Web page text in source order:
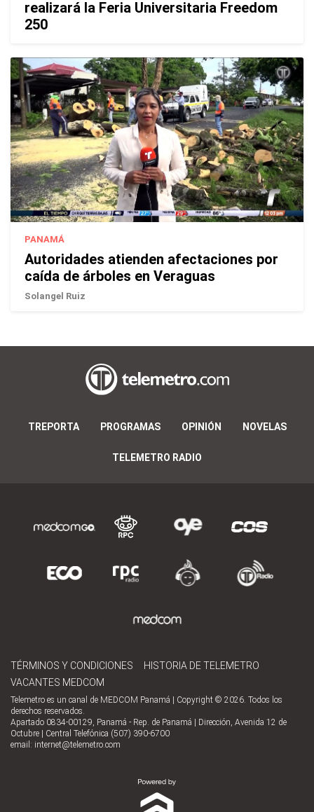
realizará la Feria Universitaria Freedom
250
PANAMÁ
Autoridades atienden afectaciones por
caída de árboles en Veraguas
Solangel Ruiz
TREPORTA PROGRAMAS OPINIÓN NOVELAS
TELEMETRO RADIO
TÉRMINOS Y CONDICIONES
HISTORIA DE TELEMETRO
VACANTES MEDCOM
Telemetro es un canal de MEDCOM Panamá | Copyright © 2026. Todos los
derechos reservados.
Apartado 0834-00129, Panamá - Rep. de Panamá | Dirección, Avenida 12 de
Octubre | Central Telefónica (507) 390-6700
email: internet@telemetro.com